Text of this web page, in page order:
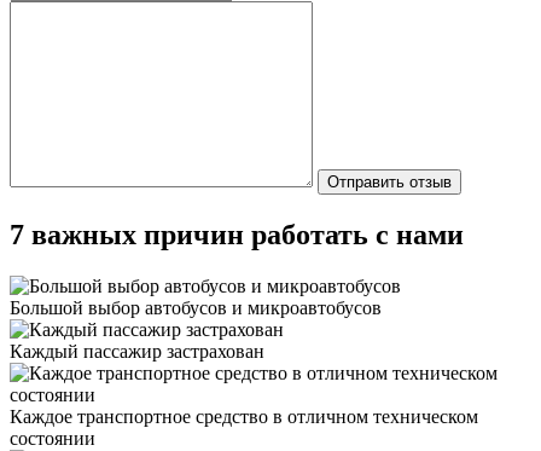
7 важных причин работать с нами
Большой выбор автобусов и микроавтобусов
Каждый пассажир застрахован
Каждое транспортное средство в отличном техническом
состоянии